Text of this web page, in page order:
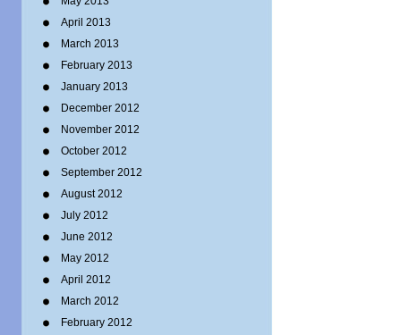
April 2013
March 2013
February 2013
January 2013
December 2012
November 2012
October 2012
September 2012
August 2012
July 2012
June 2012
May 2012
April 2012
March 2012
February 2012